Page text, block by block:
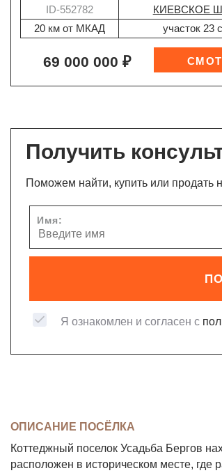
ID-552782
КИЕВСКОЕ
20 км от МКАД
участок 23
69 000 000 ₽
Получить
Поможем найти, купить или продать
Имя:
Я ознакомлен и согласен с
ОПИСАНИЕ ПОСЁЛКА
Коттеджный поселок Усадьба Бергов
расположен в историческом месте, где